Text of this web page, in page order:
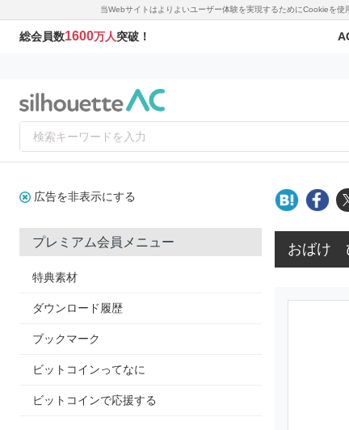
当Webサイトはよりよいユーザー体験を実現するためにCookieを
総会員数1600万人突破！
広告を非表示にする
プレミアム会員メニュー
特典素材
ダウンロード履歴
ブックマーク
ビットコインってなに
ビットコインで応援する
おばけ